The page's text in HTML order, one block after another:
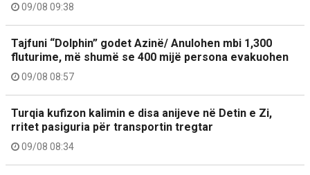
09/08 09:38
Tajfuni “Dolphin” godet Azinë/ Anulohen mbi 1,300
fluturime, më shumë se 400 mijë persona evakuohen
09/08 08:57
Turqia kufizon kalimin e disa anijeve në Detin e Zi,
rritet pasiguria për transportin tregtar
09/08 08:34